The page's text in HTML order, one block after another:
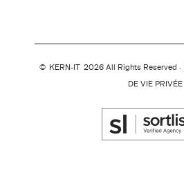
© KERN-IT 2026 All Rights Reserved ·
DE VIE PRIVÉE